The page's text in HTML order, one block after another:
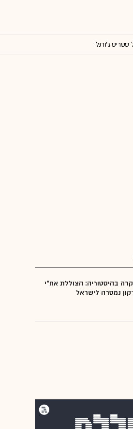
סטריט ג'ורנל
בהיסטוריה: הצוללת אח"י
נמסרה לישראל